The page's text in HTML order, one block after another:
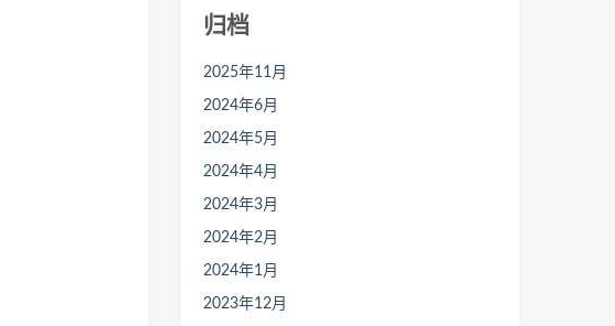
归档
2025年11月
2024年6月
2024年5月
2024年4月
2024年3月
2024年2月
2024年1月
2023年12月